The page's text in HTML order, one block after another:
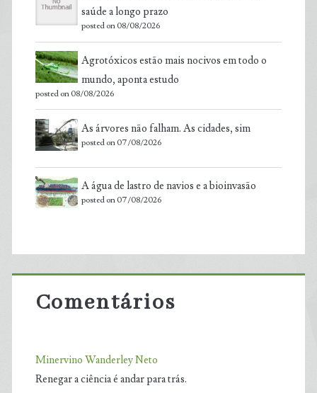
saúde a longo prazo
posted on 08/08/2026
Agrotóxicos estão mais nocivos em todo o
mundo, aponta estudo
posted on 08/08/2026
As árvores não falham. As cidades, sim
posted on 07/08/2026
A água de lastro de navios e a bioinvasão
posted on 07/08/2026
Comentários
Minervino Wanderley Neto
Renegar a ciência é andar para trás.